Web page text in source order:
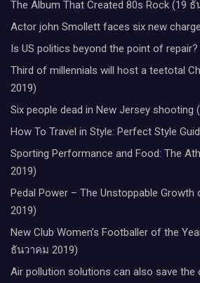
The Album That Created 80s Rock (19
Actor john Smollett faces six new
Is US politics beyond the point of
Third of millennials will host a teetotal
2019)
Six people dead in New Jersey shooting
How To Travel in Style: Perfect Style
Sporting Performance and Food: The
2019)
Pedal Power – The Unstoppable
2019)
New Club Women’s Footballer of the
ธันวาคม 2019)
Air pollution solutions can also save